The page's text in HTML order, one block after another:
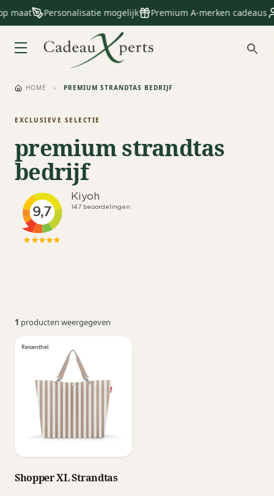
maat Personalisatie mogelijk Premium A-merken cadeaus
HOME › PREMIUM STRANDTAS BEDRIJF
EXCLUSIEVE SELECTIE
premium strandtas
bedrijf
1 producten weergegeven
Reisenthel
Shopper XL Strandtas